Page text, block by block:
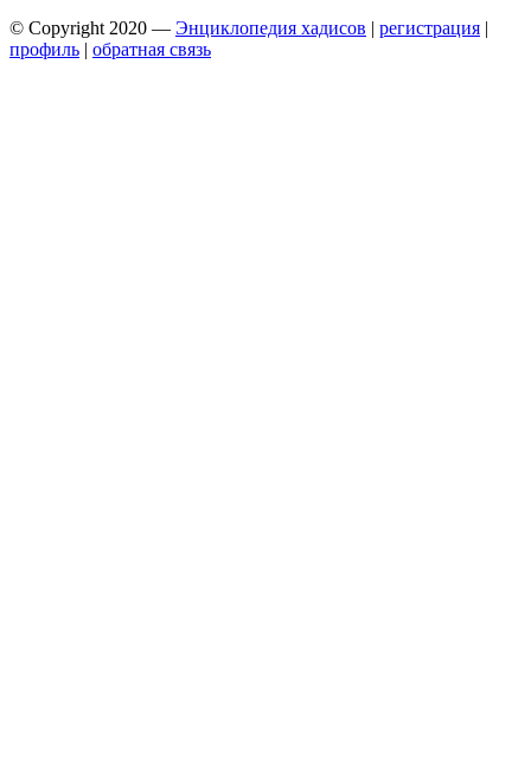
© Copyright 2020 — Энциклопедия хадисов | регистрация |
профиль | обратная связь